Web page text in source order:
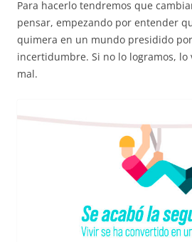
Para hacerlo tendremos que
pensar, empezando por entender
quimera en un mundo presidido
incertidumbre. Si no lo logramos, lo
mal.